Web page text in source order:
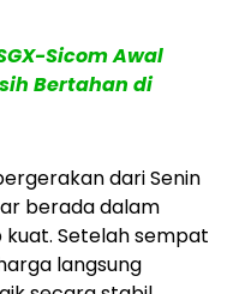
Sicom Awal
Bertahan di
dari Senin
berada dalam
Setelah sempat
langsung